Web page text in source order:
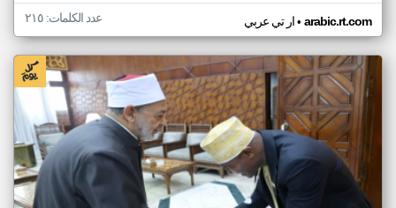
ار تي عربي• arabic.rt.com عدد الكلمات: ٢١٥